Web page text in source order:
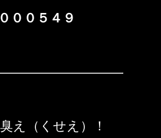
０００５４９
え（くせえ）！